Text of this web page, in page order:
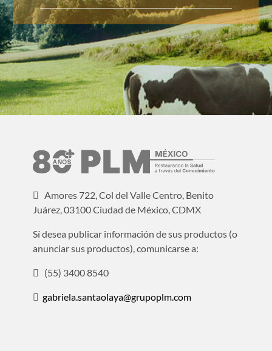
Amores 722, Col del Valle Centro, Benito
Juárez, 03100 Ciudad de México, CDMX
Sí desea publicar información de sus productos (o
anunciar sus productos), comunicarse a:
(55) 3400 8540
gabriela.santaolaya@grupoplm.com